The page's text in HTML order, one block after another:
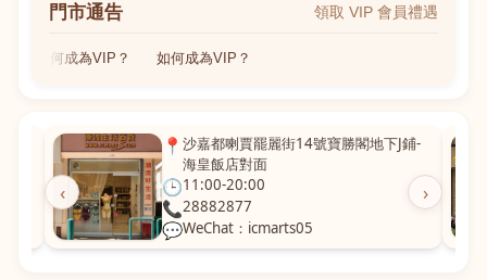
門市通告 領取 VIP 會員禮遇
如何成為VIP？ 如何成為VIP？
‹ ›
📍 沙嘉都喇賈罷麗街14號寶勝閣地下J鋪-
海皇飯店對面
🕒11:00-20:00
📞28882877
💬WeChat：icmarts05